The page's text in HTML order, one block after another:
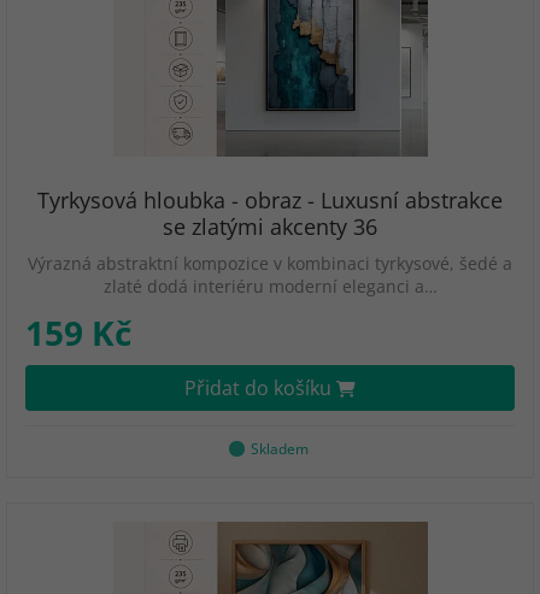
Tyrkysová hloubka - obraz - Luxusní abstrakce
se zlatými akcenty 36
Výrazná abstraktní kompozice v kombinaci tyrkysové, šedé a
zlaté dodá interiéru moderní eleganci a…
159 Kč
Přidat do košíku
Skladem